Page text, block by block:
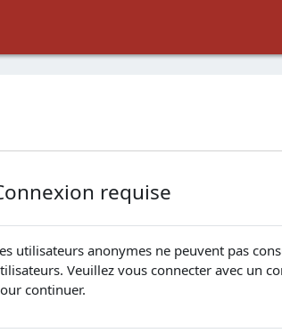
requise
utilisateurs anonymes ne peuvent pas
Veuillez vous connecter avec un
continuer.